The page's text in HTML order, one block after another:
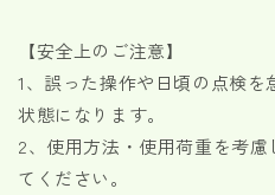
【安全上のご注意】
1、誤った操作や日頃の点検
状態になります。
2、使用方法・使用荷重を考
てください。